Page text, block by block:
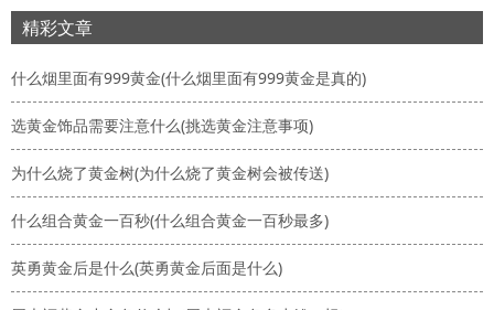
精彩文章
什么烟里面有999黄金(什么烟里面有999黄金是真的)
选黄金饰品需要注意什么(挑选黄金注意事项)
为什么烧了黄金树(为什么烧了黄金树会被传送)
什么组合黄金一百秒(什么组合黄金一百秒最多)
英勇黄金后是什么(英勇黄金后面是什么)